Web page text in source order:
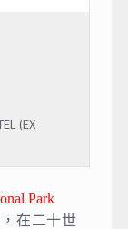
(EX
Park
在二十世